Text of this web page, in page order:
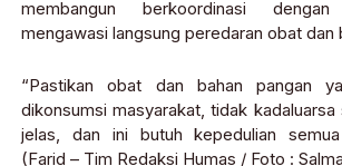
membangun berkoordinasi
mengawasi langsung peredaran obat dan
“Pastikan obat dan bahan pangan
dikonsumsi masyarakat, tidak
jelas, dan ini butuh kepedulian semua
(Farid – Tim Redaksi Humas / Foto :